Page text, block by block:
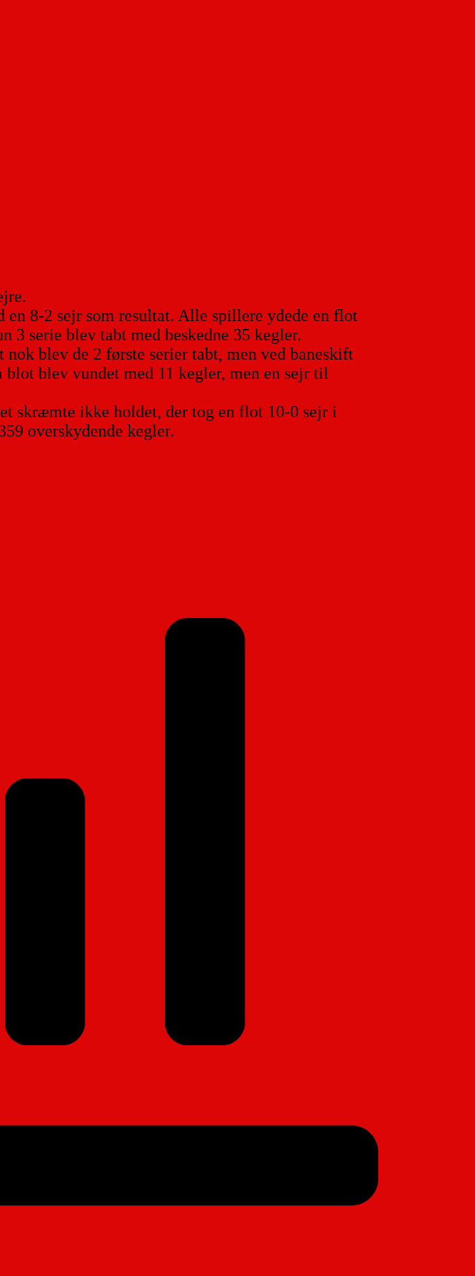
8-2 sejr som resultat. Alle spillere ydede en flot
3 serie blev tabt med beskedne 35 kegler.
blev de 2 første serier tabt, men ved baneskift
blev vundet med 11 kegler, men en sejr til
skræmte ikke holdet, der tog en flot 10-0 sejr i
overskydende kegler.